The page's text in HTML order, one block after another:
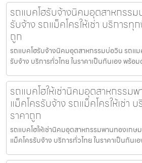
รถแบคโฮรับจ้างนิคมอุตสาหกรร
รับจ้าง รถแม็คโครให้เช่า บริการทุ
ถูก
รถแบคโฮรับจ้างนิคมอุตสาหกรรมบ่อวิน รถแม
รับจ้าง บริการทั่วไทย ในราคาเป็นกันเอง พร้
รถแบคโฮให้เช่านิคมอุตสาหกรรม
แม็คโครรับจ้าง รถแม็คโครให้เช่า
ราคาถูก
รถแบคโฮให้เช่านิคมอุตสาหกรรมพานทองเกษม
แม็คโครรับจ้าง บริการทั่วไทย ในราคาเป็นกัน